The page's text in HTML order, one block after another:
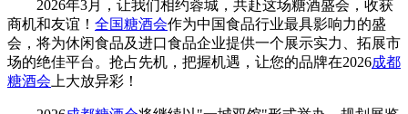
2026年3月，让我们相约蓉城，共赴这场糖酒盛会，收获
商机和友谊！ 全国糖酒会作为中国食品行业最具影响力的盛
会，将为休闲食品及进口食品企业提供一个展示实力、拓展市
场的绝佳平台。抢占先机，把握机遇，让您的品牌在2026成都
糖酒会 上大放异彩！